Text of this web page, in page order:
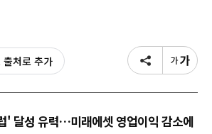
처로 추가
' 달성 유력…미래에셋 영업이익 감소에